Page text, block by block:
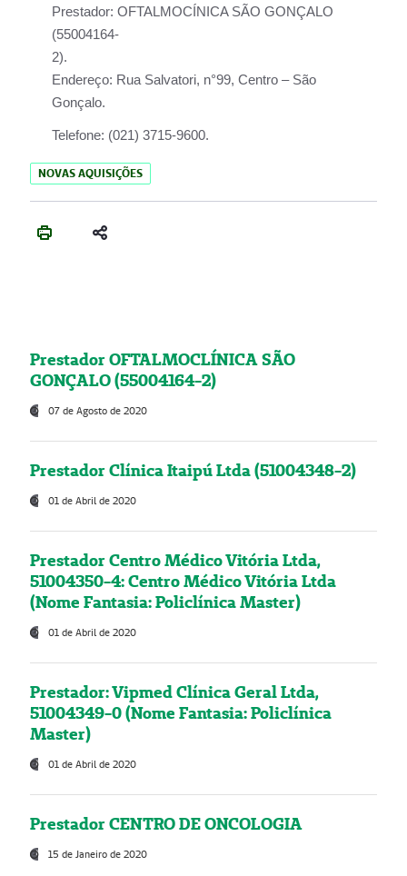
Prestador: OFTALMOCÍNICA SÃO GONÇALO
(55004164-
2).
Endereço: Rua Salvatori, n°99, Centro – São
Gonçalo.
Telefone: (021) 3715-9600.
NOVAS AQUISIÇÕES
Prestador OFTALMOCLÍNICA SÃO
GONÇALO (55004164-2)
07 de Agosto de 2020
Prestador Clínica Itaipú Ltda (51004348-2)
01 de Abril de 2020
Prestador Centro Médico Vitória Ltda,
51004350-4: Centro Médico Vitória Ltda
(Nome Fantasia: Policlínica Master)
01 de Abril de 2020
Prestador: Vipmed Clínica Geral Ltda,
51004349-0 (Nome Fantasia: Policlínica
Master)
01 de Abril de 2020
Prestador CENTRO DE ONCOLOGIA
15 de Janeiro de 2020